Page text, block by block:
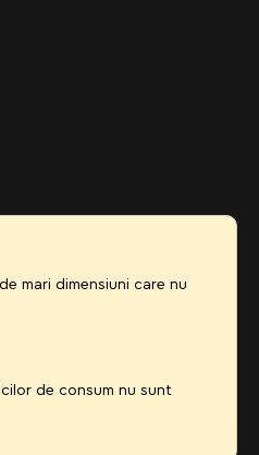
mari dimensiuni care nu
de consum nu sunt